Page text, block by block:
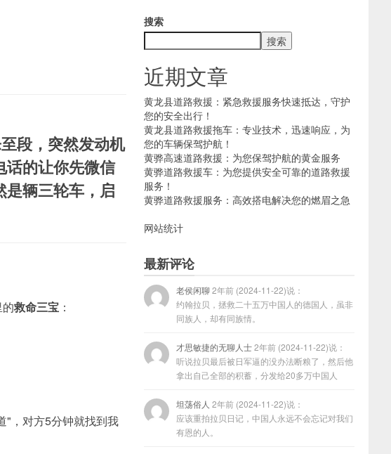
段，突然发动机
话的让你先微信
辆三轮车，启
的救命三宝 ：
"，对方5分钟就找到我
搜索
搜索
近期文章
黄龙县道路救援：紧急救援服务快速抵达，守护
您的安全出行！
黄龙县道路救援拖车：专业技术，迅速响应，为
您的车辆保驾护航！
黄骅高速道路救援：为您保驾护航的黄金服务
黄骅道路救援车：为您提供安全可靠的道路救援
服务！
黄骅道路救援服务：高效搭电解决您的燃眉之急
网站统计
最新评论
老侯闲聊2年前 (2024-11-22)说：
约翰拉贝，拯救二十五万中国人的德国人，虽非
同族人，却有同族情。
才思敏捷的无聊人士2年前 (2024-11-22)说：
听说拉贝最后被日军逼的没办法断粮了，然后他
拿出自己全部的积蓄，分发给20多万中国人
坦荡俗人 2年前 (2024-11-22)说：
应该重拍拉贝日记，中国人永远不会忘记对我们
有恩的人。